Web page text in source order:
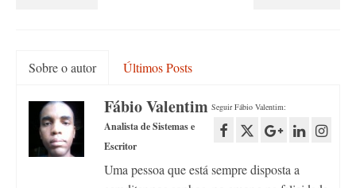
Sobre o autor Últimos Posts
Seguir Fábio Valentim:
Fábio Valentim
Analista de Sistemas e
Escritor
Uma pessoa que está sempre disposta a